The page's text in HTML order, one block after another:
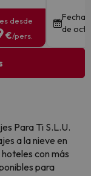
desde
€/pers.
de
Para Ti S.L.U.
a la nieve en
con más
para